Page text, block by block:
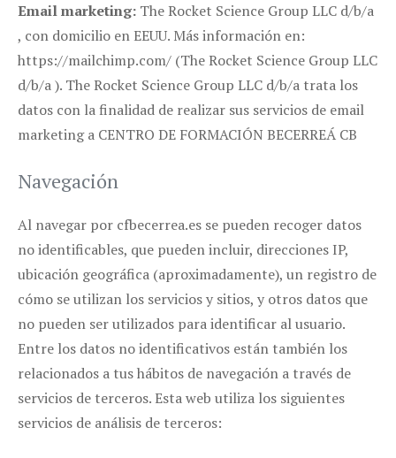
Email marketing: The Rocket Science Group LLC d/b/a
, con domicilio en EEUU. Más información en:
https://mailchimp.com/ (The Rocket Science Group LLC
d/b/a ). The Rocket Science Group LLC d/b/a trata los
datos con la finalidad de realizar sus servicios de email
marketing a CENTRO DE FORMACIÓN BECERREÁ CB
Navegación
Al navegar por cfbecerrea.es se pueden recoger datos
no identificables, que pueden incluir, direcciones IP,
ubicación geográfica (aproximadamente), un registro de
cómo se utilizan los servicios y sitios, y otros datos que
no pueden ser utilizados para identificar al usuario.
Entre los datos no identificativos están también los
relacionados a tus hábitos de navegación a través de
servicios de terceros. Esta web utiliza los siguientes
servicios de análisis de terceros: